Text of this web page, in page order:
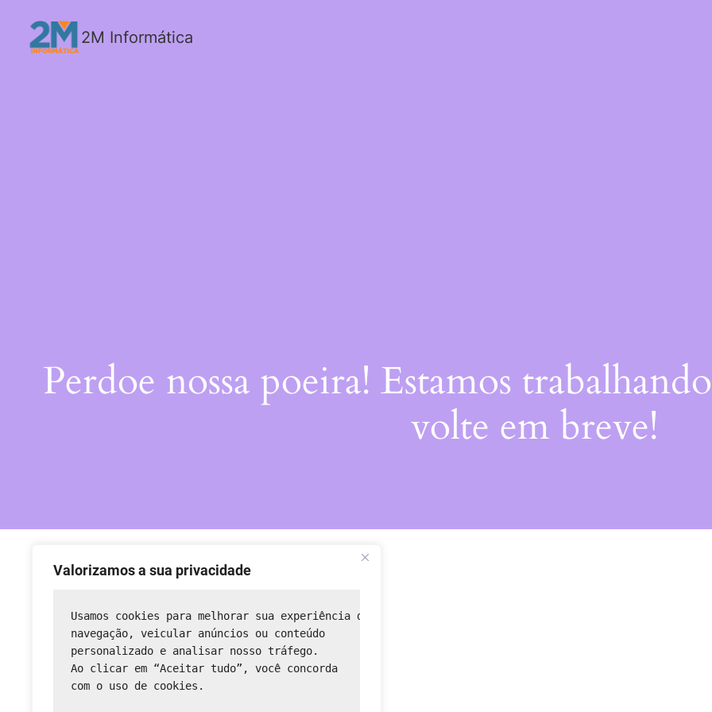
Valorizamos a sua privacidade
Usamos cookies para melhorar sua experiência de
navegação, veicular anúncios ou conteúdo
personalizado e analisar nosso tráfego.
Ao clicar em “Aceitar tudo”, você concorda
com o uso de cookies.
2M Informática
Perdoe nossa poeira! Estamos
volte em breve!